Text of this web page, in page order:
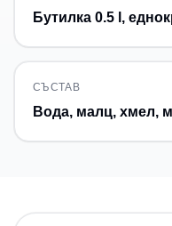
Бутилка 0.5 l,
СЪСТАВ
Вода, малц, хмел,